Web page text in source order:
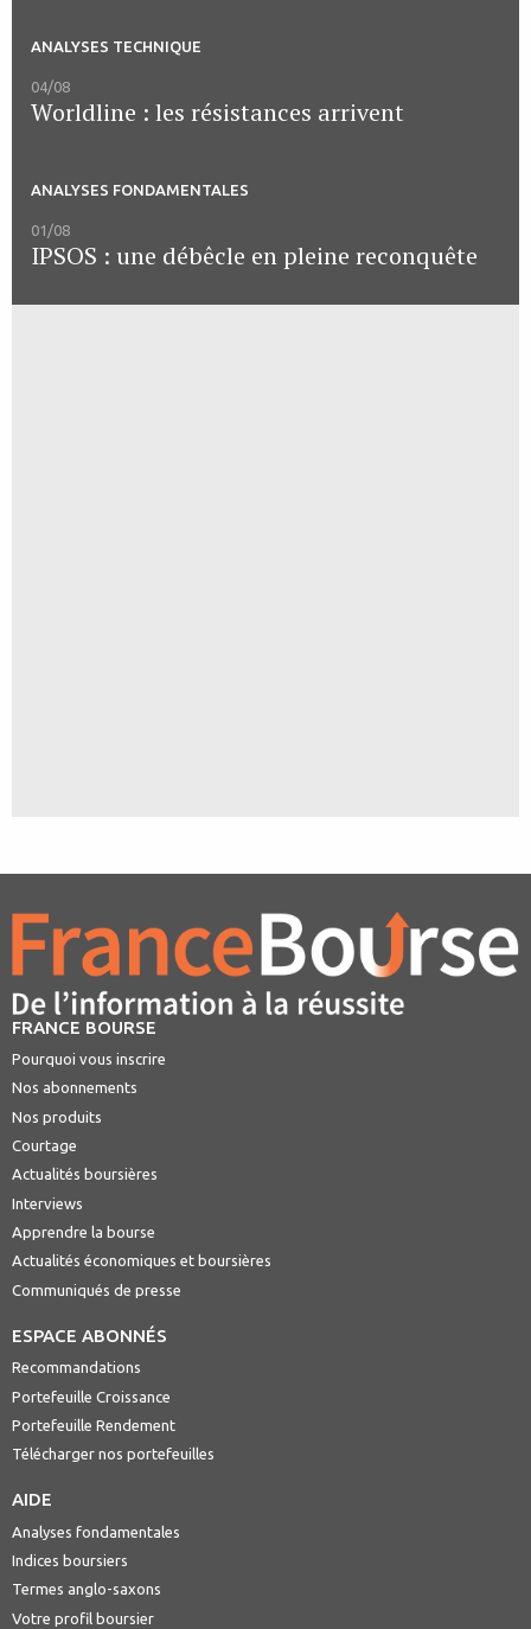
ANALYSES TECHNIQUE
04/08
Worldline : les résistances arrivent
ANALYSES FONDAMENTALES
01/08
IPSOS : une débêcle en pleine reconquête
FRANCE BOURSE
Pourquoi vous inscrire
Nos abonnements
Nos produits
Courtage
Actualités boursières
Interviews
Apprendre la bourse
Actualités économiques et boursières
Communiqués de presse
ESPACE ABONNÉS
Recommandations
Portefeuille Croissance
Portefeuille Rendement
Télécharger nos portefeuilles
AIDE
Analyses fondamentales
Indices boursiers
Termes anglo-saxons
Votre profil boursier